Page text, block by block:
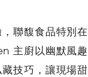
聯馥食品特別在
主廚以幽默風趣
技巧，讓現場甜